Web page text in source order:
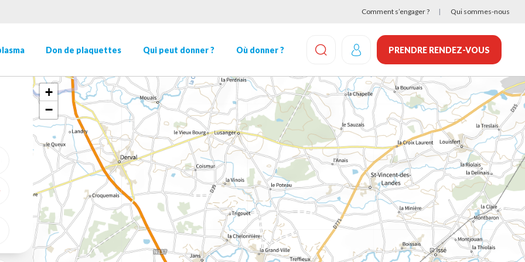
Comment s’engager ? Qui sommes-nous
Don de plaquettes Qui peut donner ? Où donner ?
EFFECTUEZ UNE RECHERCHE
PRENDRE RENDEZ-VOUS
GÉOLOCALISER
+
−